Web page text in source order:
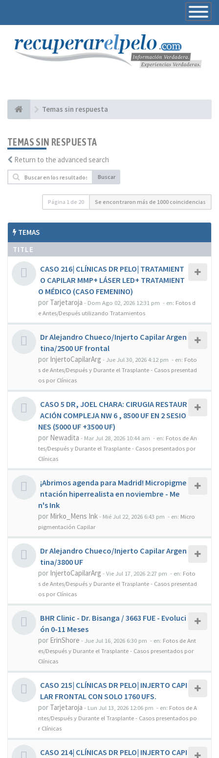
Toggle
Temas sin respuesta
TEMAS SIN RESPUESTA
Return to the advanced search
Buscar
Página 1 de 20 Se encontraron más de 1000 coincidencias
TEMAS
TITLE
CASO 216| CLÍNICAS DR PELO| TRATAMIENT
O CAPILAR MMP+ LÁSER LED+ TRATAMIENT
O MÉDICO (CASO FEMENINO)
por Tarjetaroja - Dom Ago 02, 2026 12:31 pm - en: Fotos d
e Antes/Después utilizando Tratamientos
Dr Alejandro Chueco/Injerto Capilar Argen
tina/2500 UF frontal
por InjertoCapilarArg -Jue Jul 30, 2026 4:12 pm - en: Foto
s de Antes/Después y Durante el Trasplante - Casos presentad
os por Clínicas
CASO 5 DR, JOEL CHARA: CIRUGIA RESTAUR
ACIÓN COMPLEJA NW 6 , 8500 UF EN 2 SESIO
NES (5000 UF +3500 UF)
por Newadita - Mar Jul 28, 2026 10:44 am - en: Fotos de An
tes/Después y Durante el Trasplante - Casos presentados por
Clínicas
¡Abrimos agenda para Madrid! Micropigme
ntación hiperrealista en noviembre - Me
n's Ink
por Mirko_Mens Ink- Mié Jul 22, 2026 6:43 pm - en: Micro
pigmentación Capilar
Dr Alejandro Chueco/Injerto Capilar Argen
tina/3800 UF
por InjertoCapilarArg -Vie Jul 17, 2026 2:27 pm - en: Foto
s de Antes/Después y Durante el Trasplante - Casos presentad
os por Clínicas
BHR Clinic - Dr. Bisanga / 3663 FUE - Evoluci
ón 0-11 Meses
por ErinShore -Jue Jul 16, 2026 6:30 pm - en: Fotos de Ant
es/Después y Durante el Trasplante - Casos presentados por
Clínicas
CASO 215| CLÍNICAS DR PELO| INJERTO CAPI
LAR FRONTAL CON SOLO 1760 UFS.
por Tarjetaroja - Lun Jul 13, 2026 12:06 pm - en: Fotos de A
ntes/Después y Durante el Trasplante - Casos presentados po
r Clínicas
CASO 214| CLÍNICAS DR PELO| INJERTO CAPI